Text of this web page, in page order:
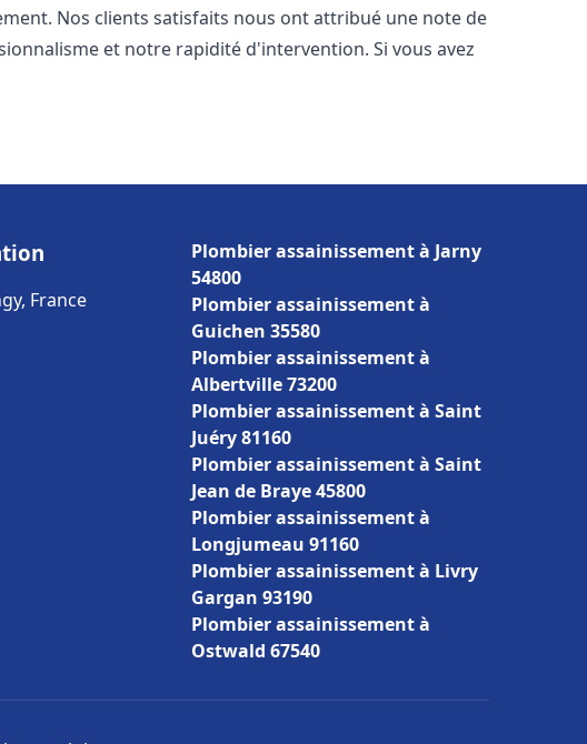
Nos clients satisfaits nous ont attribué une note de
et notre rapidité d'intervention. Si vous avez
France
Plombier assainissement à Jarny
54800
Plombier assainissement à
Guichen 35580
Plombier assainissement à
Albertville 73200
Plombier assainissement à Saint
Juéry 81160
Plombier assainissement à Saint
Jean de Braye 45800
Plombier assainissement à
Longjumeau 91160
Plombier assainissement à Livry
Gargan 93190
Plombier assainissement à
Ostwald 67540